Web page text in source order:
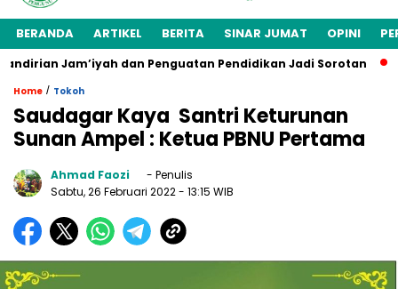
BERANDA ARTIKEL BERITA SINAR JUMAT OPINI
Jam’iyah dan Penguatan Pendidikan Jadi Sorotan
Home / Tokoh
Saudagar Kaya Santri Keturunan
Sunan Ampel : Ketua PBNU Pertama
Ahmad Faozi
- Penulis
Sabtu, 26 Februari 2022- 13:15 WIB